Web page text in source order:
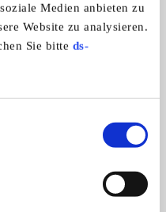
Medien anbieten zu
Website zu analysieren.
Sie bitte ds-
ALLE ANZEIGEN
Zylinderköpfe für